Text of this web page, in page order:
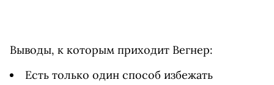
Выводы, к которым приходит Вегнер:
Есть только один способ избежать